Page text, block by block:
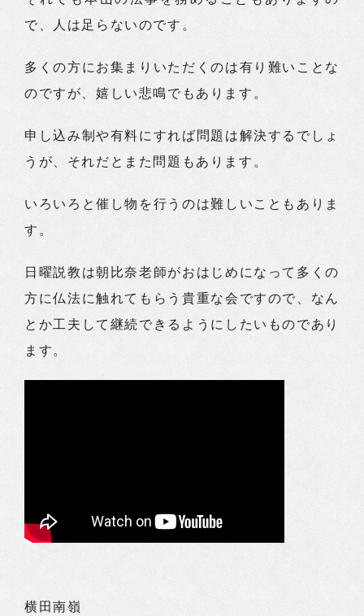
で、人は足らないのです。
多くの方にお集まりいただくのは有り難いことな
のですが、嬉しい悲鳴でもあります。
申し込み制や有料にすれば問題は解決するでしょ
うが、それだとまた問題もあります。
いろいろと催し物を行うのは難しいこともありま
す。
日曜説教は朝比奈老師がおはじめになって多くの
方に仏法に触れてもらう貴重な会ですので、なん
とか工夫して継続できるようにしたいものであり
ます。
横田南嶺